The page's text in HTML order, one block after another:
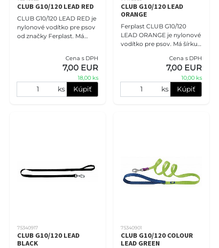
CLUB G10/120 LEAD RED
CLUB G10/120 LEAD RED je
nylonové vodítko pre psov
od značky Ferplast. Má
vodítko je vyrobené z
Cena s DPH
7,00 EUR
18,00 ks
ks Kúpiť
CLUB G10/120 LEAD
ORANGE
Ferplast CLUB G10/120
LEAD ORANGE je nylonové
vodítko pre psov. Má šírku
vodítko je vyrobené z
pevného nylonu a je
Cena s DPH
7,00 EUR
10,00 ks
ks Kúpiť
75340917
CLUB G10/120 LEAD
BLACK
75340901
CLUB G10/120 COLOUR
LEAD GREEN